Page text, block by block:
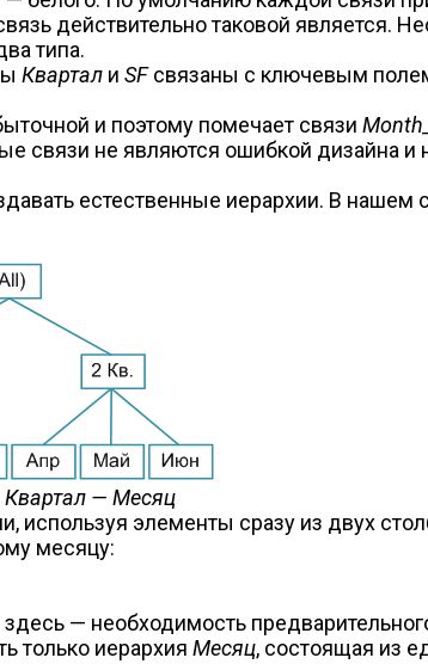
действительно таковой является.
типа.
Квартал и SFсвязаны с ключевым
и поэтому помечает связи
связи не являются ошибкой дизайна и
естественные иерархии. В нашем
Квартал — Месяц
используя элементы сразу из двух
месяцу:
— необходимость
только иерархия Месяц, состоящая из